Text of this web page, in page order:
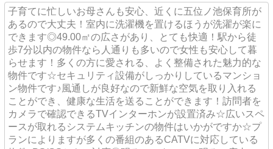
子育てに忙しいお母さんも安心、近くに五位ノ池保育所が
あるので大丈夫！室内に洗濯機を置けるほうが洗濯が楽に
できます◎49.00㎡の広さがあり、とても快適！駅から徒
歩7分以内の物件なら人通りも多いので女性も安心して暮
らせます！多くの方に愛される、よく整備された魅力的な
物件です☆セキュリティ設備がしっかりしているマンショ
ン物件です♪風通しが良好なので新鮮な空気を取り入れる
ことができ、健康な生活を送ることができます！訪問者を
カメラで確認できるTVインターホンが設置済み☆広いスペ
ースが取れるシステムキッチンの物件はいかがですか☆プ
ランによりますが多くの番組のあるCATVに対応している